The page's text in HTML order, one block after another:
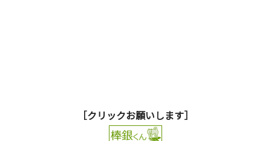
［クリックお願いします］